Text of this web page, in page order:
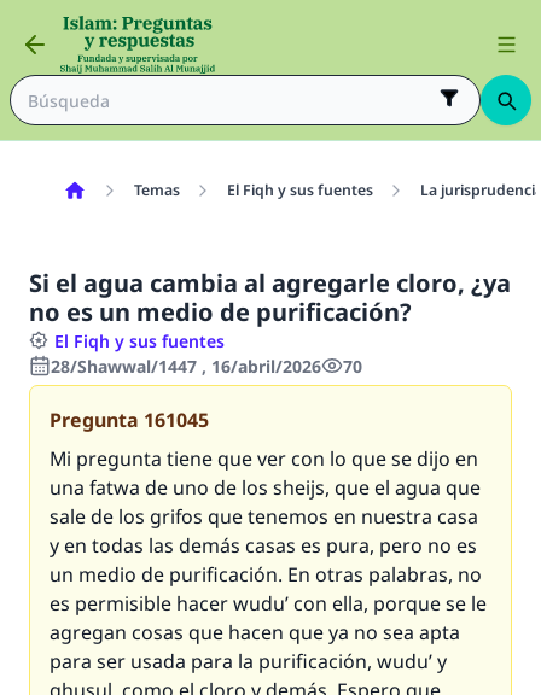
Temas El Fiqh y sus fuentes La
Si el agua cambia al agregarle cloro, ¿ya
no es un medio de purificación?
El Fiqh y sus fuentes
28/Shawwal/1447 , 16/abril/2026
70
Pregunta 161045
Mi pregunta tiene que ver con lo que se dijo en
una fatwa de uno de los sheijs, que el agua que
sale de los grifos que tenemos en nuestra casa
y en todas las demás casas es pura, pero no es
un medio de purificación. En otras palabras, no
es permisible hacerwudu’ con ella, porque se le
agregan cosas que hacen que ya no sea apta
para ser usada para la purificación, wudu’y